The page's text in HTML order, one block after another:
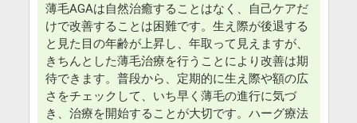
薄毛AGAは自然治癒することはなく、自己ケアだ
けで改善することは困難です。生え際が後退する
と見た目の年齢が上昇し、年取って見えますが、
きちんとした薄毛治療を行うことにより改善は期
待できます。普段から、定期的に生え際や額の広
さをチェックして、いち早く薄毛の進行に気づ
き、治療を開始することが大切です。ハーグ療法